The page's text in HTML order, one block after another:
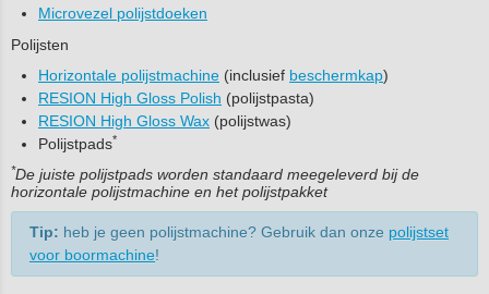
Microvezel polijstdoeken
Polijsten
Horizontale polijstmachine (inclusief beschermkap)
RESION High Gloss Polish (polijstpasta)
RESION High Gloss Wax (polijstwas)
Polijstpads*
*De juiste polijstpads worden standaard meegeleverd bij de
horizontale polijstmachine en het polijstpakket
Tip: heb je geen polijstmachine? Gebruik dan onze polijstset
voor boormachine!